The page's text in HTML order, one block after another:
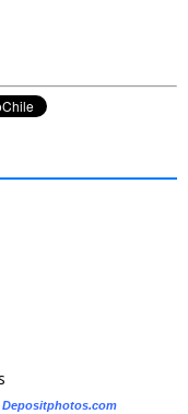
Depositphotos.com